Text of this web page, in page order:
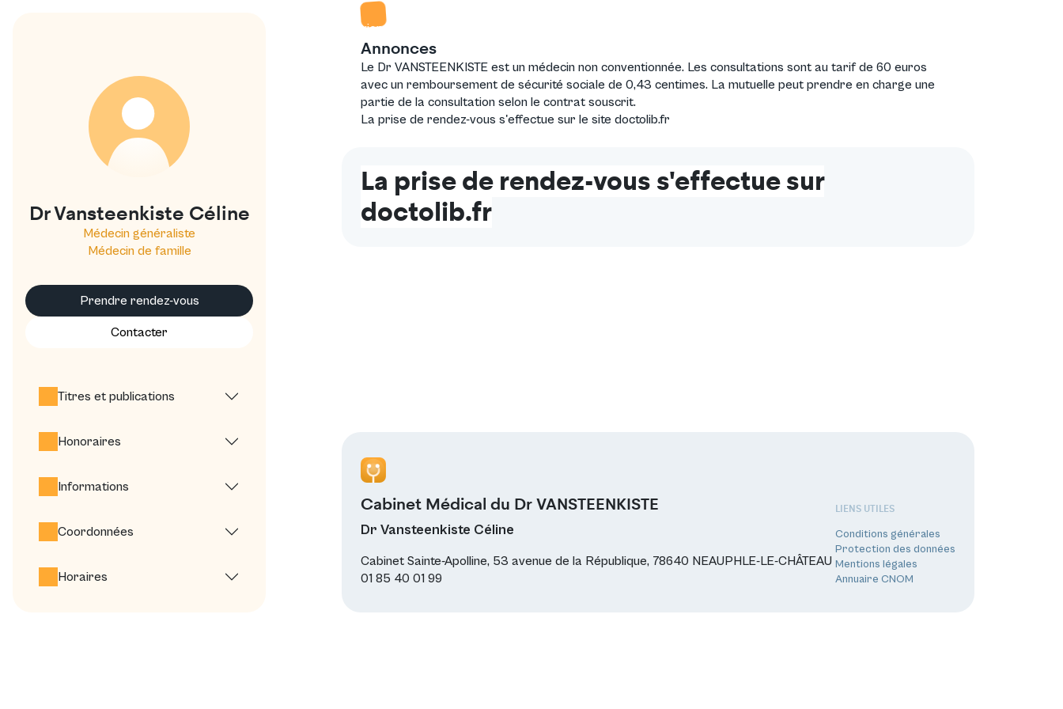
Connexion
V
Dr Vansteenkiste Céline
Médecin généraliste
Médecin de famille
Prendre rendez-vous
Contacter
Titres et publications
Honoraires
Informations
Coordonnées
Horaires
Annonces
Le Dr VANSTEENKISTE est un médecin non conventionnée. Les consultations sont au tarif de 60 euros
avec un remboursement de sécurité sociale de 0,43 centimes. La mutuelle peut prendre en charge une
partie de la consultation selon le contrat souscrit.
La prise de rendez-vous s'effectue sur le site doctolib.fr
La prise de rendez-vous s'effectue sur
doctolib.fr
Cabinet Médical du Dr VANSTEENKISTE
Dr Vansteenkiste Céline
Cabinet Sainte-Apolline, 53 avenue de la République, 78640 NEAUPHLE-LE-CHÂTEAU
01 85 40 01 99
LIENS UTILES
Conditions générales
Protection des données
Mentions légales
Annuaire CNOM